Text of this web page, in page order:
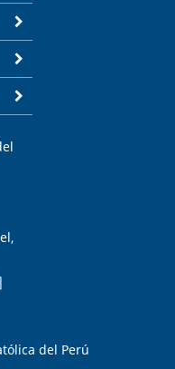
del Perú